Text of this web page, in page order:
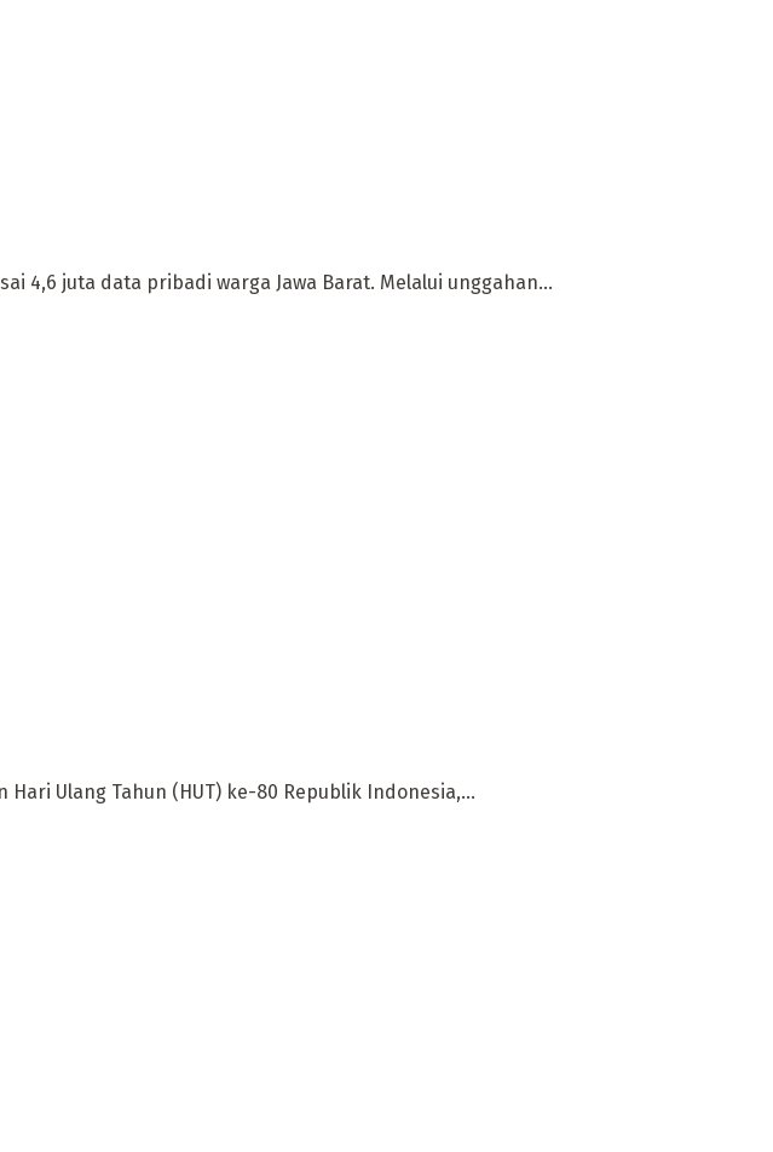
4,6 juta data pribadi warga Jawa Barat. Melalui unggahan...
Ulang Tahun (HUT) ke-80 Republik Indonesia,...